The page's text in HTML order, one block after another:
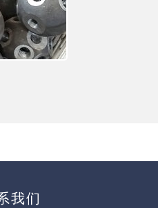
我们